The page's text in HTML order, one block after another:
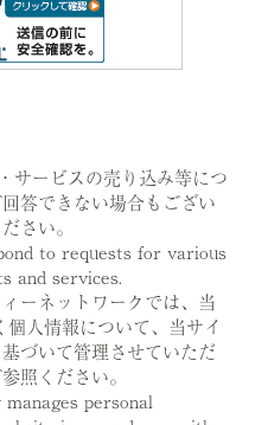
サービスの売り込み等につ
答できない場合もござい
さい。
to requests for various
and services.
ーネットワークでは、当
人情報について、当サイ
基づいて管理させていただ
照ください。
personal